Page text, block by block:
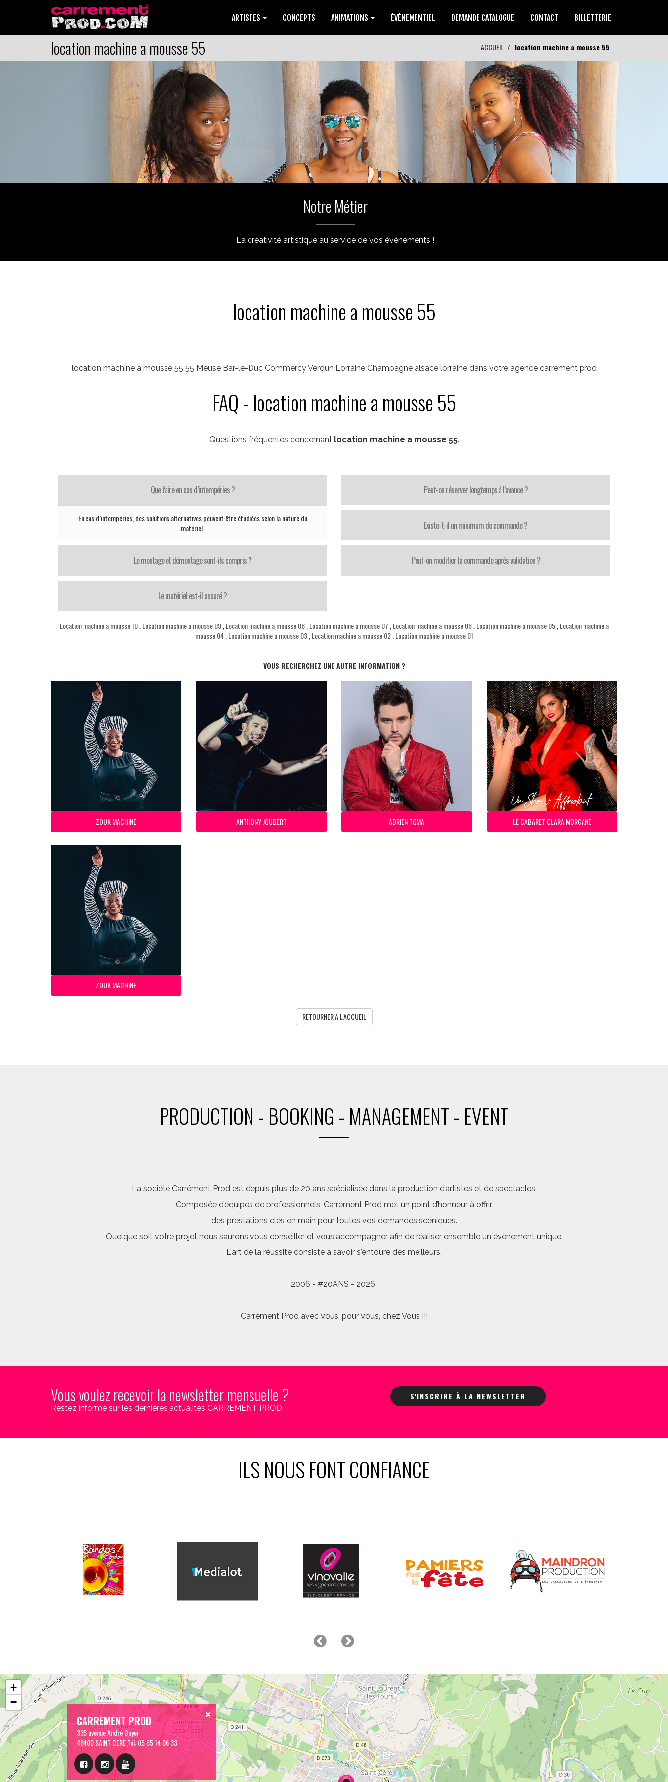
ARTISTES CONCEPTS ANIMATIONS ÉVÉNEMENTIEL DEMANDE CATALOGUE CONTACT BILLETTERIE
location machine a mousse 55 ACCUEIL location machine a mousse 55
Notre Métier
La créativité artistique au service de vos événements !
location machine a mousse 55
location machine a mousse 55 55 Meuse Bar-le-Duc Commercy Verdun Lorraine Champagne alsace lorraine dans votre agence carrement prod
FAQ - location machine a mousse 55
Questions fréquentes concernant location machine a mousse 55.
Que faire en cas d’intempéries ?
En cas d’intempéries, des solutions alternatives peuvent être étudiées selon la nature du
matériel.
Le montage et démontage sont-ils compris ?
Le matériel est-il assuré ?
Peut-on réserver longtemps à l’avance ?
Existe-t-il un minimum de commande ?
Peut-on modifier la commande après validation ?
Location machine a mousse 10, Location machine a mousse 09, Location machine a mousse 08, Location machine a mousse 07 Location machine a mousse 06, Location machine a mousse 05, Location machine a
mousse 04, Location machine a mousse 03, Location machine a mousse 02, Location machine a mousse 01
VOUS RECHERCHEZ UNE AUTRE INFORMATION ?
ZOUK MACHINE ANTHONY JOUBERT ADRIEN TOMA LE CABARET CLARA MORGANE
ZOUK MACHINE
RETOURNER A L'ACCUEIL
PRODUCTION - BOOKING - MANAGEMENT - EVENT
La société Carrément Prod est depuis plus de 20 ans spécialisée dans la production d’artistes et de spectacles.
Composée d’équipes de professionnels, Carrément Prod met un point d’honneur à offrir
des prestations clés en main pour toutes vos demandes scéniques.
Quelque soit votre projet nous saurons vous conseiller et vous accompagner afin de réaliser ensemble un évènement unique.
L'art de la réussite consiste à savoir s'entoure des meilleurs.
2006 - #20ANS - 2026
Carrément Prod avec Vous, pour Vous, chez Vous !!!
Vous voulez recevoir la newsletter mensuelle ?
Restez informé sur les dernières actualités CARREMENT PROD.
S'INSCRIRE À LA NEWSLETTER
ILS NOUS FONT CONFIANCE
CARREMENT PROD
335 avenue André Boyer
46400 SAINT CERETél:05 65 14 06 33
+
−